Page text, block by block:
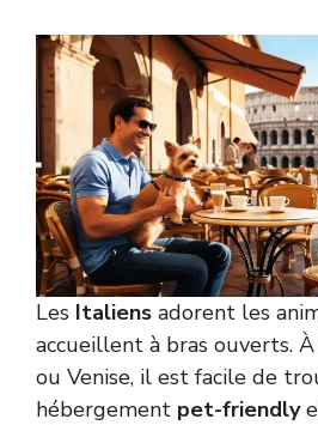
Les Italiens adorent les
accueillent à bras ouverts.
ou Venise, il est facile de
hébergement pet-friendly